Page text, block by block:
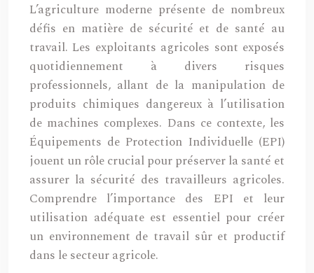
L’agriculture moderne présente de nombreux
défis en matière de sécurité et de santé au
travail. Les exploitants agricoles sont exposés
quotidiennement à divers risques
professionnels, allant de la manipulation de
produits chimiques dangereux à l’utilisation
de machines complexes. Dans ce contexte, les
Équipements de Protection Individuelle (EPI)
jouent un rôle crucial pour préserver la santé et
assurer la sécurité des travailleurs agricoles.
Comprendre l’importance des EPI et leur
utilisation adéquate est essentiel pour créer
un environnement de travail sûr et productif
dans le secteur agricole.